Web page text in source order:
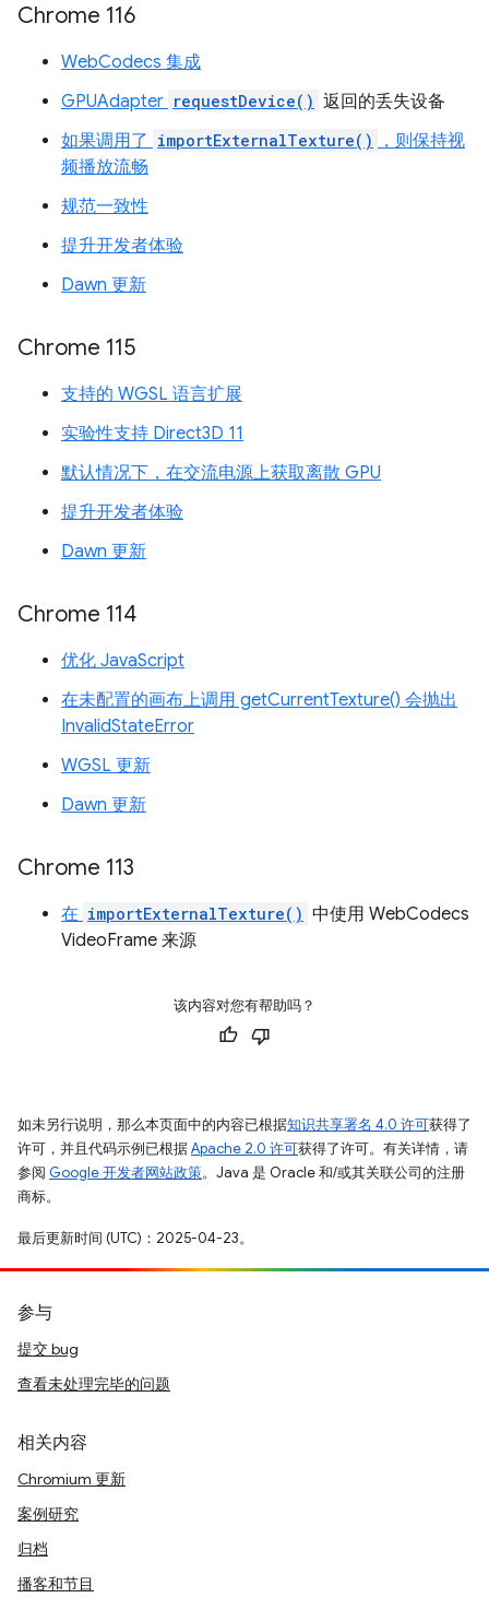
Chrome 116
WebCodecs 集成
GPUAdapter requestDevice() 返回的丢失设备
如果调用了 importExternalTexture()
，则保持视
频播放流畅
规范一致性
提升开发者体验
Dawn 更新
Chrome 115
支持的 WGSL 语言扩展
实验性支持 Direct3D 11
默认情况下，在交流电源上获取离散 GPU
提升开发者体验
Dawn 更新
Chrome 114
优化 JavaScript
在未配置的画布上调用 getCurrentTexture() 会抛出
InvalidStateError
WGSL 更新
Dawn 更新
Chrome 113
在 importExternalTexture() 中使用 WebCodecs
VideoFrame 来源
该内容对您有帮助吗？
如未另行说明，那么本页面中的内容已根据知识共享署名 4.0 许可获得了
许可，并且代码示例已根据Apache 2.0 许可获得了许可。有关详情，请
参阅 Google 开发者网站政策。Java 是 Oracle 和/或其关联公司的注册
商标。
最后更新时间 (UTC)：2025-04-23。
参与
提交 bug
查看未处理完毕的问题
相关内容
Chromium 更新
案例研究
归档
播客和节目